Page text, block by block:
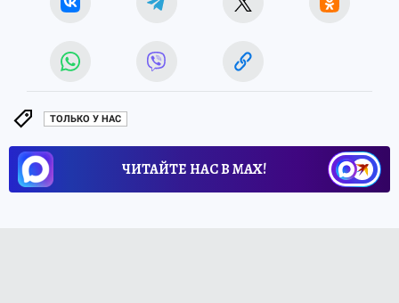
ТОЛЬКО У НАС
ЧИТАЙТЕ НАС В МАХ!